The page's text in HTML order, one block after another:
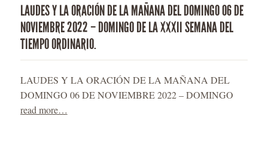
LAUDES Y LA ORACIÓN DE LA MAÑANA DEL DOMINGO 06 DE
NOVIEMBRE 2022 – DOMINGO DE LA XXXII SEMANA DEL
TIEMPO ORDINARIO.
LAUDES Y LA ORACIÓN DE LA MAÑANA DEL
DOMINGO 06 DE NOVIEMBRE 2022 – DOMINGO
read more…